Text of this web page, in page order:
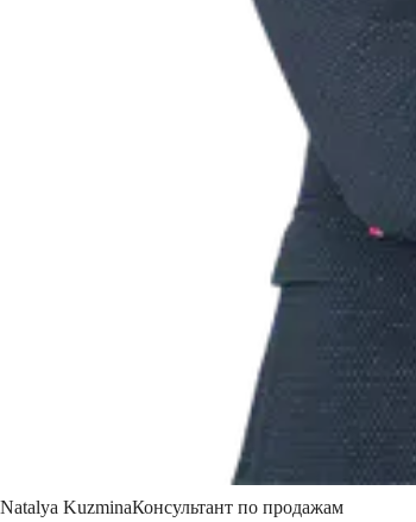
Natalya KuzminaКонсультант по продажам